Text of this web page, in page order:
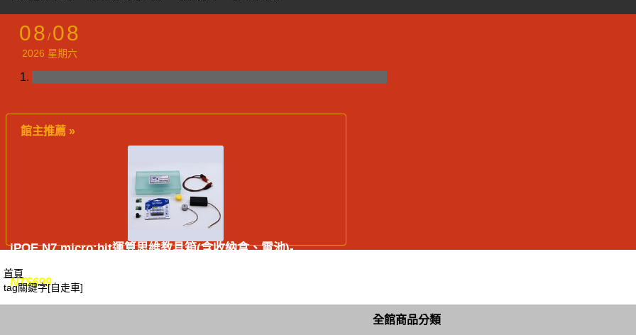
08 / 08
2026 星期六
館主推薦 »
iPOE N7 micro:bit運算思維教具箱(含收納盒、電池)-
NT$699
首頁
tag關鍵字[自走車]
全館商品分類